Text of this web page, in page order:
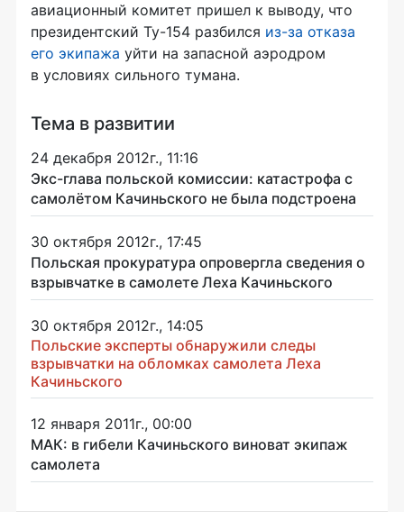
авиационный комитет пришел к выводу, что
президентский Ту-154 разбился из-за отказа
его экипажа уйти на запасной аэродром
в условиях сильного тумана.
Тема в развитии
24 декабря 2012г., 11:16
Экс-глава польской комиссии: катастрофа с
самолётом Качиньского не была подстроена
30 октября 2012г., 17:45
Польская прокуратура опровергла сведения о
взрывчатке в самолете Леха Качиньского
30 октября 2012г., 14:05
Польские эксперты обнаружили следы
взрывчатки на обломках самолета Леха
Качиньского
12 января 2011г., 00:00
МАК: в гибели Качиньского виноват экипаж
самолета